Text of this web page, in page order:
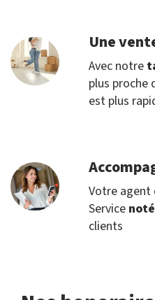
Une
Avec notre
plus proche
est plus
Votre agent
Service
clients